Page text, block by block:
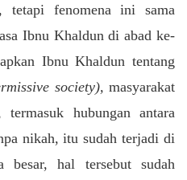
tetapi fenomena ini sama
Ibnu Khaldun di abad ke-
Ibnu Khaldun tentang
society), masyarakat
termasuk hubungan antara
nikah, itu sudah terjadi di
besar, hal tersebut sudah